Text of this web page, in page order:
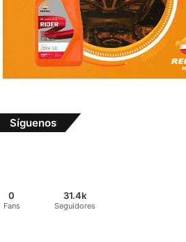
Síguenos
0
Fans
31.4k
Seguidores